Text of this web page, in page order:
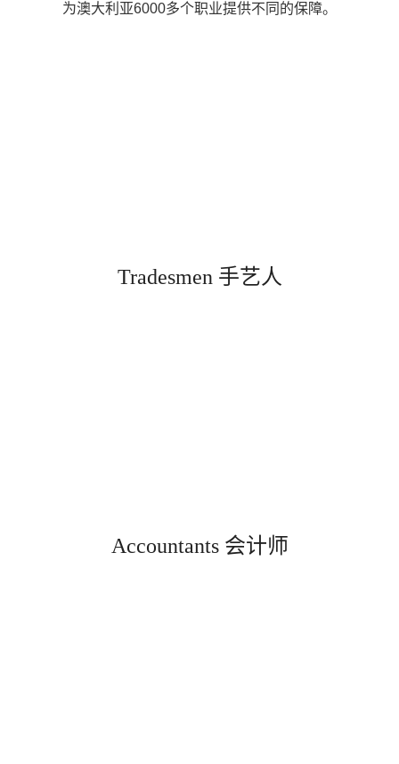
为澳大利亚6000多个职业提供不同的保障。
Tradesmen 手艺人
Accountants 会计师